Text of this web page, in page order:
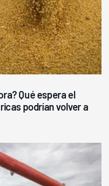
Qué espera el
podrían volver a